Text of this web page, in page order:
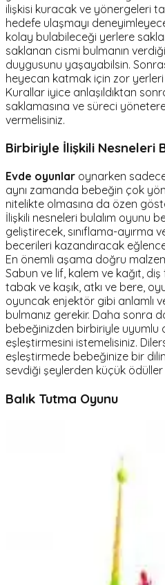
ilişkisi kuracak ve yönergeleri
hedefe ulaşmayı
kolay bulabileceği yerlere
saklanan cismi bulmanın
duygusunu yaşayabilsin.
heyecan katmak için zor
Kurallar iyice anlaşıldıktan
saklamasına ve süreci
vermelisiniz.
Birbiriyle İlişkili Nesneleri
Evde oyunlar oynarken
aynı zamanda bebeğin çok
nitelikte olmasına da özen
İlişkili nesneleri bulalım oyunu
geliştirecek, sınıflama-ayırma
becerileri kazandıracak
En önemli aşama doğru
Sabun ve lif, kalem ve kağıt, diş
tabak ve kaşık, atkı ve bere,
oyuncak enjektör gibi anlamlı
bulmanız gerekir. Daha sonra
bebeğinizden birbiriyle uyumlu
eşleştirmesini istemelisiniz.
eşleştirmede bebeğinize bir
sevdiği şeylerden küçük ödüller
Balık Tutma Oyunu